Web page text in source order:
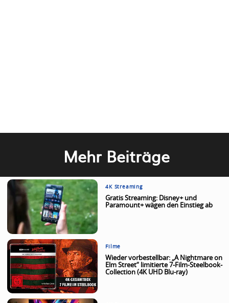
Mehr Beiträge
4K Streaming
Gratis Streaming: Disney+ und
Paramount+ wägen den Einstieg ab
Filme
Wieder vorbestellbar: „A Nightmare on
Elm Street“ limitierte 7-Film-Steelbook-
Collection (4K UHD Blu-ray)